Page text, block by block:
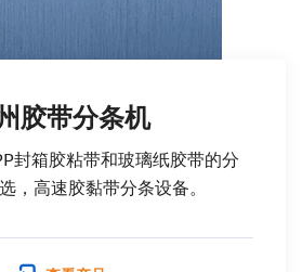
胶带分条机
封箱胶粘带和玻璃纸胶带的分
，高速胶黏带分条设备。